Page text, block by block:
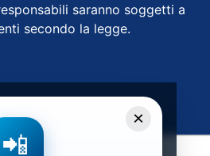
saranno soggetti a
secondo la legge.
×
📲